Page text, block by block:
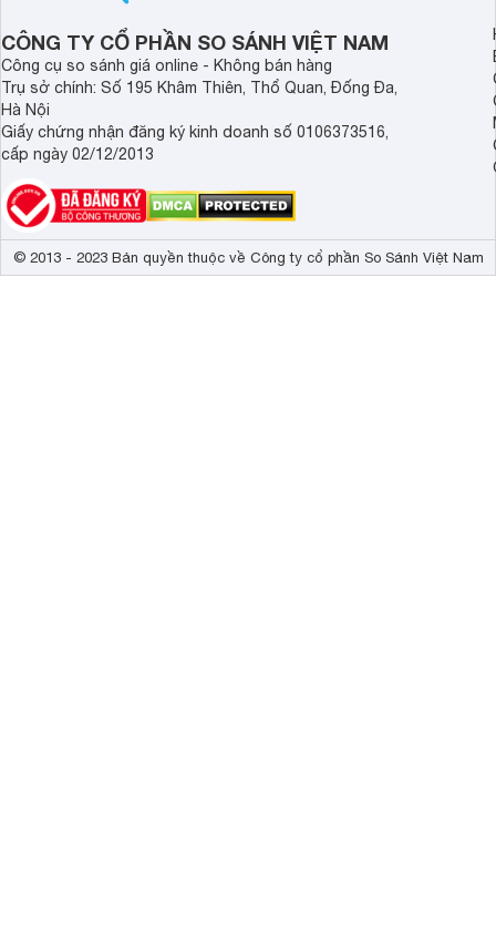
CÔNG TY CỔ PHẦN SO SÁNH VIỆT NAM
Công cụ so sánh giá online - Không bán hàng
Trụ sở chính: Số 195 Khâm Thiên, Thổ Quan, Đống Đa,
Hà Nội
Giấy chứng nhận đăng ký kinh doanh số 0106373516,
cấp ngày 02/12/2013
© 2013 - 2023 Bản quyền thuộc về Công ty cổ phần So Sánh Việt Nam